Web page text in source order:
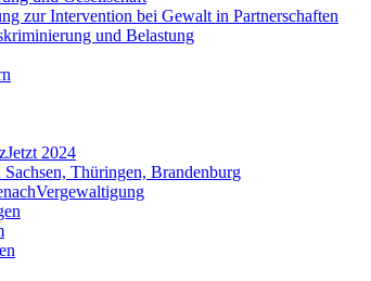
zur Intervention bei Gewalt in Partnerschaften
und Belastung
2024
Thüringen, Brandenburg